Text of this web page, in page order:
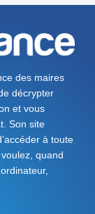
des maires
décrypter
et vous
Son site
à toute
quand